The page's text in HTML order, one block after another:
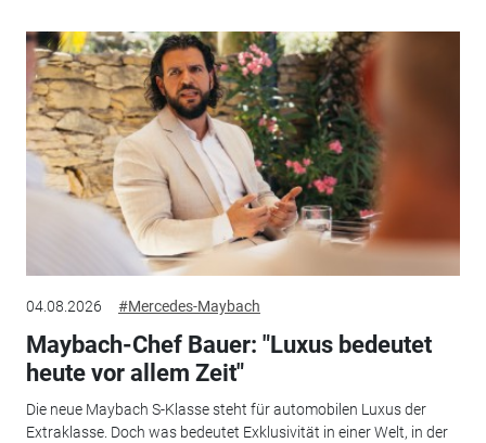
04.08.2026 #Mercedes-Maybach
Maybach-Chef Bauer: "Luxus bedeutet
heute vor allem Zeit"
Die neue Maybach S-Klasse steht für automobilen Luxus der
Extraklasse. Doch was bedeutet Exklusivität in einer Welt, in der